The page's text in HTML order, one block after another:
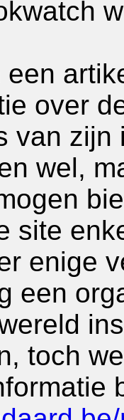
over
van
wel,
site
enige
een
toch